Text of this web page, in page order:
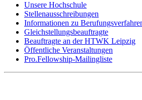
Unsere Hochschule
Stellenausschreibungen
Informationen zu
Gleichstellungsbeauftragte
Beauftragte an der HTWK Leipzig
Öffentliche Veranstaltungen
Pro.Fellowship-Mailingliste